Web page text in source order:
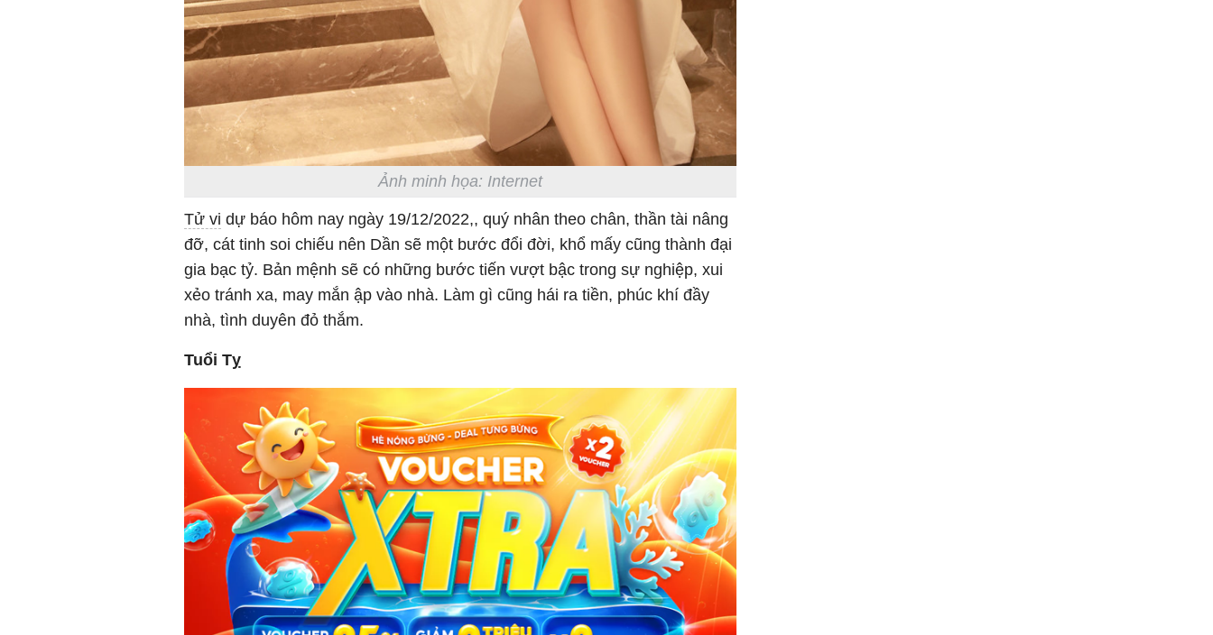
Ảnh minh họa: Internet
Tử vi dự báo hôm nay ngày 19/12/2022,, quý nhân theo chân, thần tài nâng
đỡ, cát tinh soi chiếu nên Dần sẽ một bước đổi đời, khổ mấy cũng thành đại
gia bạc tỷ. Bản mệnh sẽ có những bước tiến vượt bậc trong sự nghiệp, xui
xẻo tránh xa, may mắn ập vào nhà. Làm gì cũng hái ra tiền, phúc khí đầy
nhà, tình duyên đỏ thắm.
Tuổi Tỵ